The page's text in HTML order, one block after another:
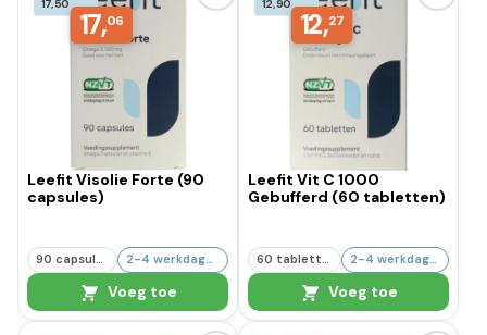
17,06
Leefit Visolie Forte (90
capsules)
90 capsules 2-4 werkdagen
Voeg toe
12,27
Leefit Vit C 1000
Gebufferd (60 tabletten)
60 tabletten 2-4 werkdagen
Voeg toe